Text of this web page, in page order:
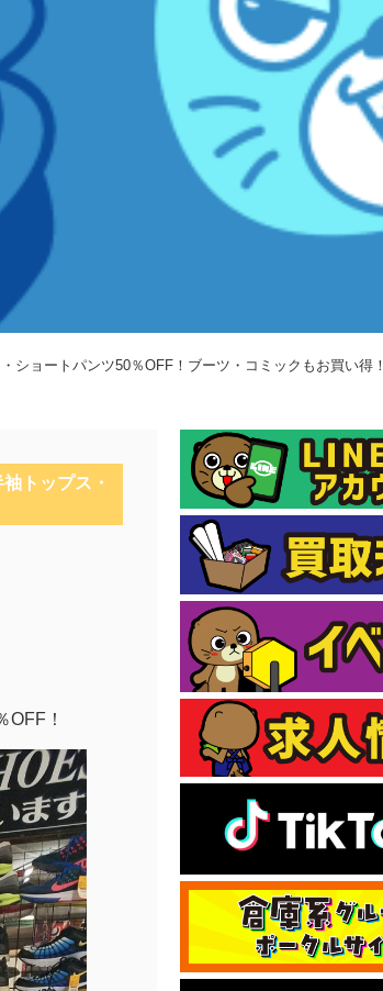
ョートパンツ50％OFF！ブーツ・コミックもお買い得！
トップス・
OFF！